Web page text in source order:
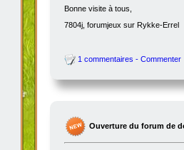
Bonne visite à tous,
7804j, forumjeux sur Rykke-Errel
1 commentaires - Commenter
Ouverture du forum de